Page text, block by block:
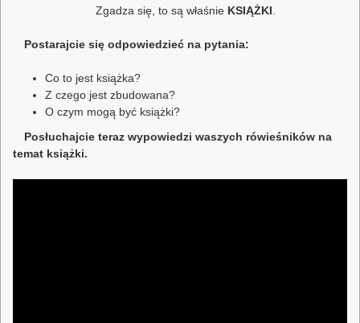
Zgadza się, to są właśnie KSIĄŻKI
Postarajcie się odpowiedzieć na pytania:
Co to jest książka?
Z czego jest zbudowana?
O czym mogą być książki?
Posłuchajcie teraz wypowiedzi waszych rówieśników na
temat książki.